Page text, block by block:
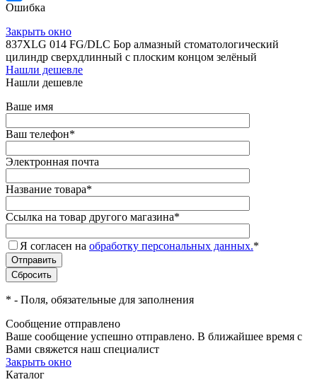
Ошибка
Закрыть окно
837XLG 014 FG/DLC Бор алмазный стоматологический
цилиндр сверхдлинный с плоским концом зелёный
Нашли дешевле
Нашли дешевле
Ваше имя
Ваш телефон*
Электронная почта
Название товара*
Ссылка на товар другого магазина*
Я согласен на обработку персональных данных.*
* - Поля, обязательные для заполнения
Сообщение отправлено
Ваше сообщение успешно отправлено. В ближайшее время с
Вами свяжется наш специалист
Закрыть окно
Каталог